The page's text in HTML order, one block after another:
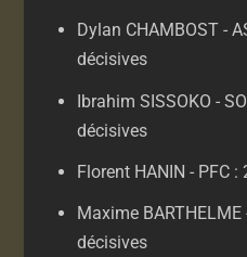
Dylan CHAMBOST -
décisives
Ibrahim SISSOKO -
décisives
Florent HANIN - PFC
Maxime BARTHELME
décisives